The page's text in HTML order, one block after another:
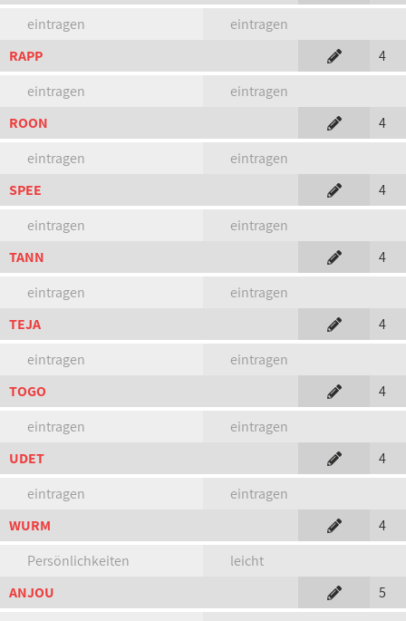
eintragen
eintragen
RAPP
4
eintragen
eintragen
ROON
4
eintragen
eintragen
SPEE
4
eintragen
eintragen
TANN
4
eintragen
eintragen
TEJA
4
eintragen
eintragen
TOGO
4
eintragen
eintragen
UDET
4
eintragen
eintragen
WURM
4
Persönlichkeiten
leicht
ANJOU
5